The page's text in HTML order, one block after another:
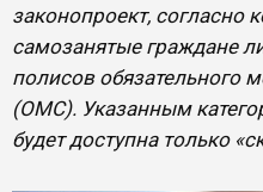
законопроект, согласно
самозанятые граждане
полисов обязательного
(ОМС). Указанным
будет доступна только